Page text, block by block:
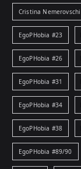
Cristina Nemerovschi
EgoPHobia #23
EgoPHobia #26
EgoPHobia #31
EgoPHobia #34
EgoPHobia #38
EgoPHobia #89/90